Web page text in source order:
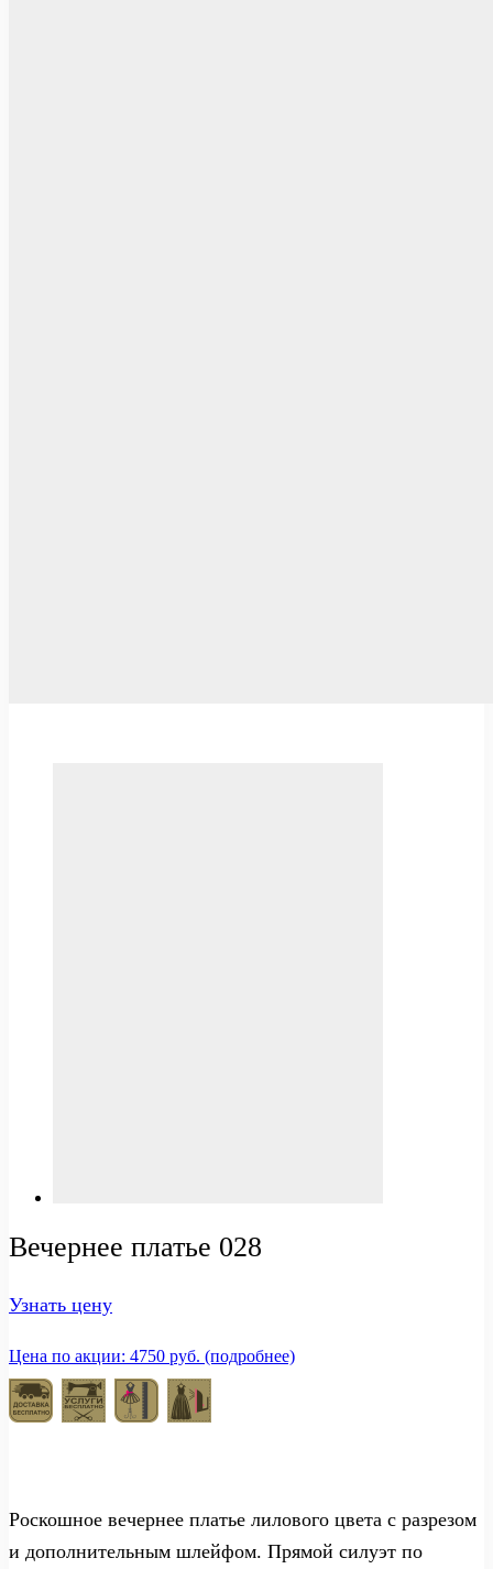
Вечернее платье 028
Узнать цену
Цена по акции: 4750 руб. (подробнее)
Роскошное вечернее платье лилового цвета с разрезом
и дополнительным шлейфом. Прямой силуэт по